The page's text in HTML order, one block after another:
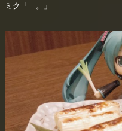
ミク「…。」